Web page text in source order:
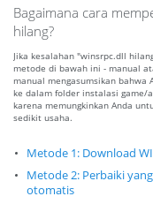
Bagaimana cara
hilang?
Jika kesalahan "winsrpc.dll
metode di bawah ini - manual
manual mengasumsikan bahwa
ke dalam folder instalasi game/
karena memungkinkan Anda
sedikit usaha.
Metode 1: Download
Metode 2: Perbaiki
otomatis